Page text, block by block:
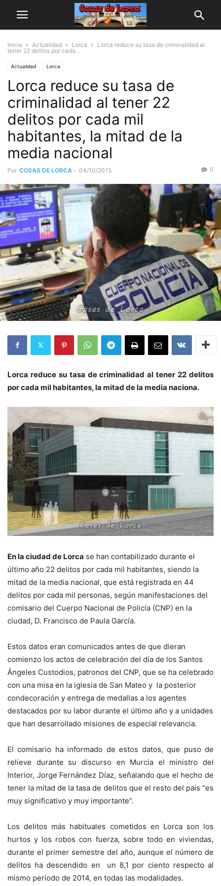
Inicio Actualidad Lorca
Lorca reduce su tasa de criminalidad al
tener 22 delitos por cada...
Actualidad Lorca
Lorca reduce su tasa de
criminalidad al tener 22
delitos por cada mil
habitantes, la mitad de la
media nacional
Por COSAS DE LORCA - 04/10/2015 0
Lorca reduce su tasa de criminalidad al tener 22 delitos
por cada mil habitantes, la mitad de la media naciona.
En la ciudad de Lorca se han contabilizado durante el
último año 22 delitos por cada mil habitantes, siendo la
mitad de la media nacional, que está registrada en 44
delitos por cada mil personas, según manifestaciones del
comisario del Cuerpo Nacional de Policía (CNP) en la
ciudad, D. Francisco de Paula García.
Estos datos eran comunicados antes de que dieran
comienzo los actos de celebración del día de los Santos
Ángeles Custodios, patronos del CNP, que se ha celebrado
con una misa en la iglesia de San Mateo y la posterior
condecoración y entrega de medallas a los agentes
destacados por su labor durante el último año y a unidades
que han desarrollado misiones de especial relevancia.
El comisario ha informado de estos datos, que puso de
relieve durante su discurso en Murcia el ministro del
Interior, Jorge Fernández Díaz, señalando que el hecho de
tener la mitad de la tasa de delitos que el resto del país “es
muy significativo y muy importante”.
Los delitos más habituales cometidos en Lorca son los
hurtos y los robos con fuerza, sobre todo en viviendas,
durante el primer semestre del año, aunque el número de
delitos ha descendido en un 8,1 por ciento respecto al
mismo período de 2014, en todas las modalidades.